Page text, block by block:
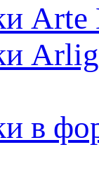
Arte
в